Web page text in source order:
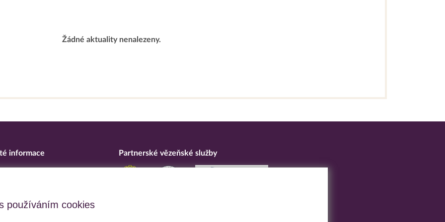
používáním cookies
Žádné aktuality nenalezeny.
informace
opatření
Partnerské vězeňské služby